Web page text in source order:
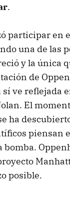
.
participar en
una de las
y la única
de
ve reflejada
El
ha
piensan
bomba.
posible.